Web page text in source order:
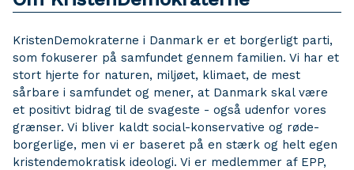
KristenDemokraterne i Danmark er et borgerligt parti,
som fokuserer på samfundet gennem familien. Vi har et
stort hjerte for naturen, miljøet, klimaet, de mest
sårbare i samfundet og mener, at Danmark skal være
et positivt bidrag til de svageste - også udenfor vores
grænser. Vi bliver kaldt social-konservative og røde-
borgerlige, men vi er baseret på en stærk og helt egen
kristendemokratisk ideologi. Vi er medlemmer af EPP,